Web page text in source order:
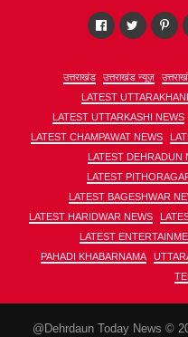
उत्तराखंड उत्तराखंड न्यूज़
LATEST
LATEST UTTARKASHI NEWS
LATEST CHAMPAWAT NEWS
LATEST DEHRADUN
LATEST
LATEST BAGESHWAR
LATEST HARIDWAR NEWS
LATEST
PAHADI KHABARNAMA
@Dehrdaun Today News ©